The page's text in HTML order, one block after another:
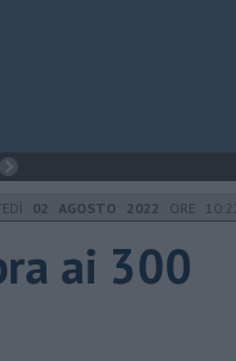
02 AGOSTO 2022 ORE
ai 300